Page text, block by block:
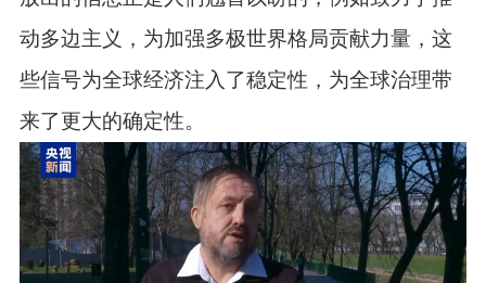
动多边主义，为加强多极世界格局贡献力量，这
些信号为全球经济注入了稳定性，为全球治理带
来了更大的确定性。